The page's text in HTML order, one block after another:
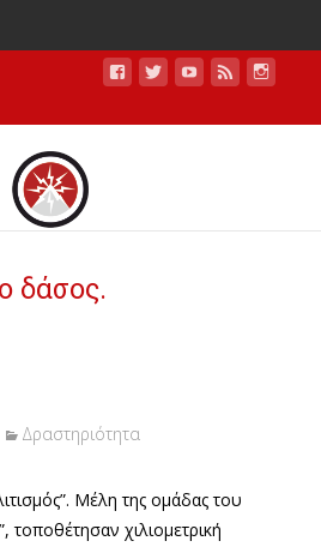
δάσος.
Δραστηριότητα
Μέλη της ομάδας του
τοποθέτησαν χιλιομετρική